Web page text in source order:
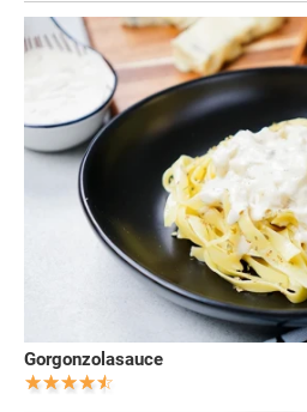
Gorgonzolasauce